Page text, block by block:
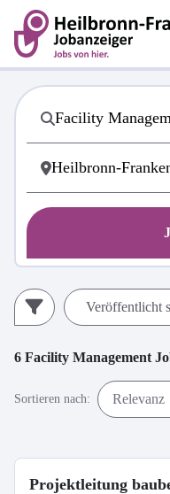
Veröffentlicht
6 Facility Management
Sortieren nach: Relevanz
Projektleitung